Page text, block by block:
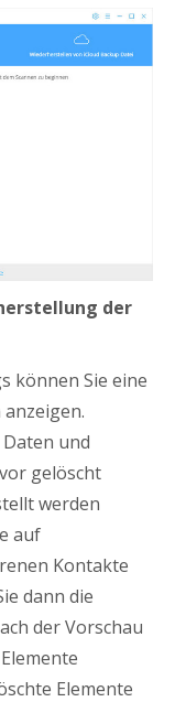
der
können Sie eine
und
gelöscht
werden
auf
Kontakte
dann die
der Vorschau
Elemente